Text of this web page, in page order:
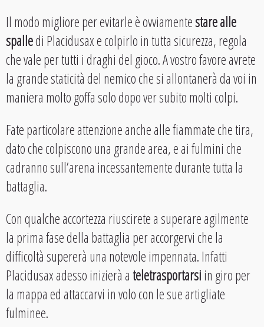
Il modo migliore per evitarle è ovviamentestare alle
spalledi Placidusax e colpirlo in tutta sicurezza, regola
che vale per tutti i draghi del gioco. A vostro favore avrete
la grande staticità del nemico che si allontanerà da voi in
maniera molto goffa solo dopo ver subito molti colpi.
Fate particolare attenzione anche alle fiammate che tira,
dato che colpiscono una grande area, e ai fulmini che
cadranno sull’arena incessantemente durante tutta la
battaglia.
Con qualche accortezza riuscirete a superare agilmente
la prima fase della battaglia per accorgervi che la
difficoltà supererà una notevole impennata. Infatti
Placidusax adesso inizierà ateletrasportarsiin giro per
la mappa ed attaccarvi in volo con le sue artigliate
fulminee.